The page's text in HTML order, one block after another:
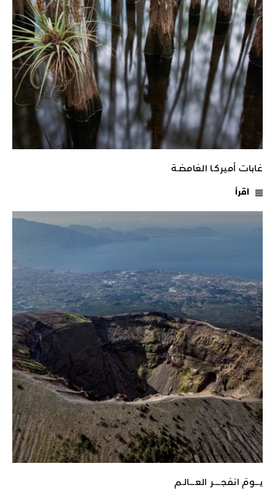
غابات أميركـا الغامضـة
اقرأ
يـــومَ انفجـــــر العــــالـم